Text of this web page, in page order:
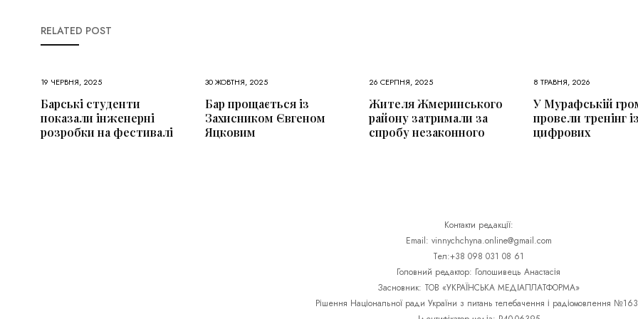
RELATED POST
19 ЧЕРВНЯ, 2025
Барські студенти
показали інженерні
розробки на фестивалі
30 ЖОВТНЯ, 2025
Бар прощається із
Захисником Євгеном
Яцковим
26 СЕРПНЯ, 2025
Жителя Жмеринського
району затримали за
спробу незаконного
8 ТРАВНЯ, 2026
У Мурафській
провели тренінг із
цифрових
Контакти редакції:
Email: vinnychchyna.online@gmail.com
Тел:+38 098 031 08 61
Головний редактор: Голошивець Анастасія
Засновник: ТОВ «УКРАЇНСЬКА МЕДІАПЛАТФОРМА»
Рішення Національної ради України з питань телебачення і радіомовлення